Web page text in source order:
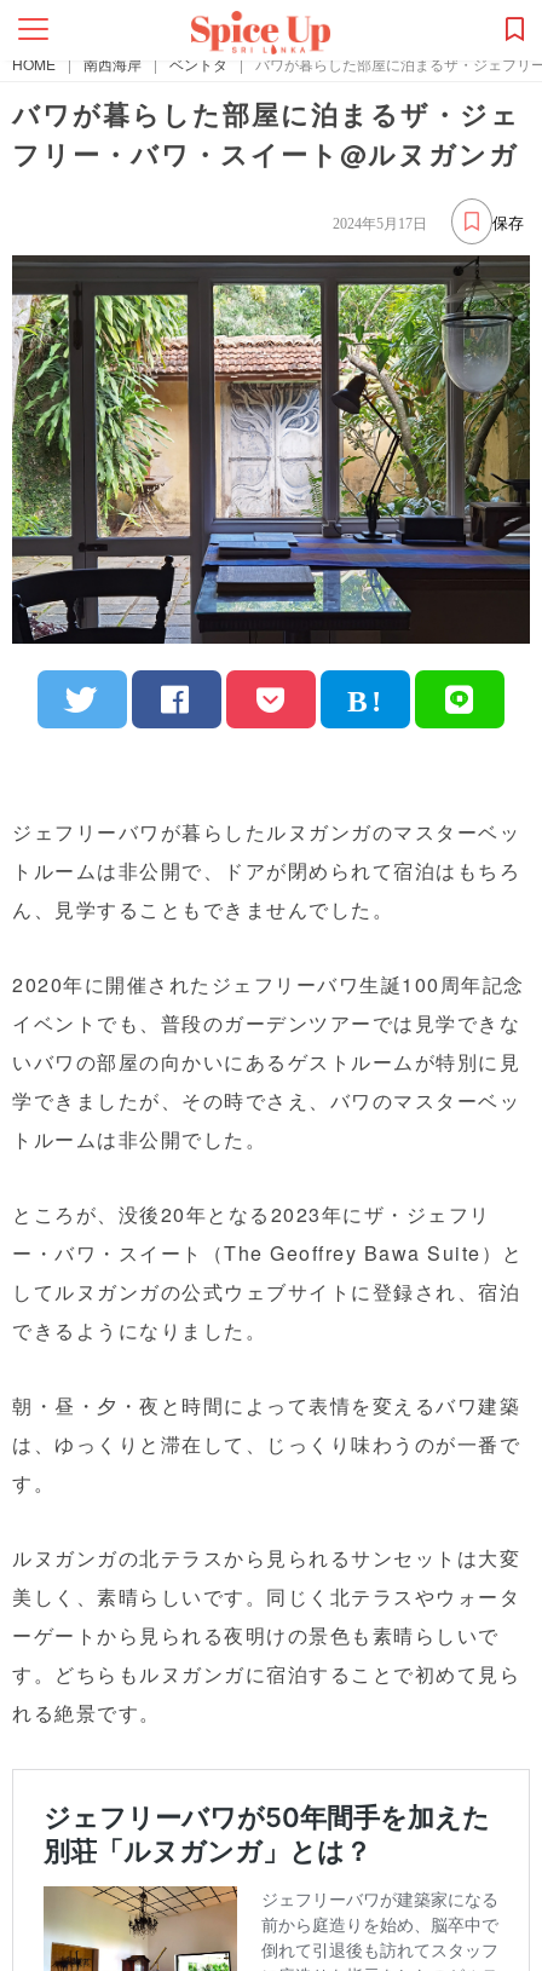
HOME | 南西海岸 | ベントタ | バワが暮らした部屋に泊まるザ・ジェフリ
バワが暮らした部屋に泊まるザ・ジェ
フリー・バワ・スイート@ルヌガンガ
保存
2024年5月17日
ジェフリーバワが暮らしたルヌガンガのマスターベッ
トルームは非公開で、ドアが閉められて宿泊はもちろ
ん、見学することもできませんでした。
2020年に開催されたジェフリーバワ生誕100周年記念
イベントでも、普段のガーデンツアーでは見学できな
いバワの部屋の向かいにあるゲストルームが特別に見
学できましたが、その時でさえ、バワのマスターベッ
トルームは非公開でした。
ところが、没後20年となる2023年にザ・ジェフリ
ー・バワ・スイート（The Geoffrey Bawa Suite）と
してルヌガンガの公式ウェブサイトに登録され、宿泊
できるようになりました。
朝・昼・夕・夜と時間によって表情を変えるバワ建築
は、ゆっくりと滞在して、じっくり味わうのが一番で
す。
ルヌガンガの北テラスから見られるサンセットは大変
美しく、素晴らしいです。同じく北テラスやウォータ
ーゲートから見られる夜明けの景色も素晴らしいで
す。どちらもルヌガンガに宿泊することで初めて見ら
れる絶景です。